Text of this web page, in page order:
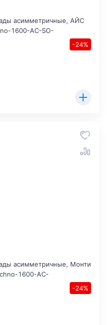
асимметричные, АЙС
1600-AC-SO-
-24%
асимметричные, Монти
1600-AC-
-24%